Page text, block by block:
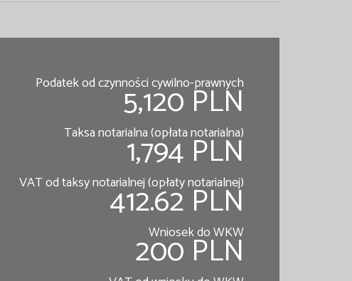
Podatek od czynności cywilno-prawnych
5,120 PLN
Taksa notarialna (opłata notarialna)
1,794 PLN
VAT od taksy notarialnej (opłaty notarialnej)
412.62 PLN
Wniosek do WKW
200 PLN